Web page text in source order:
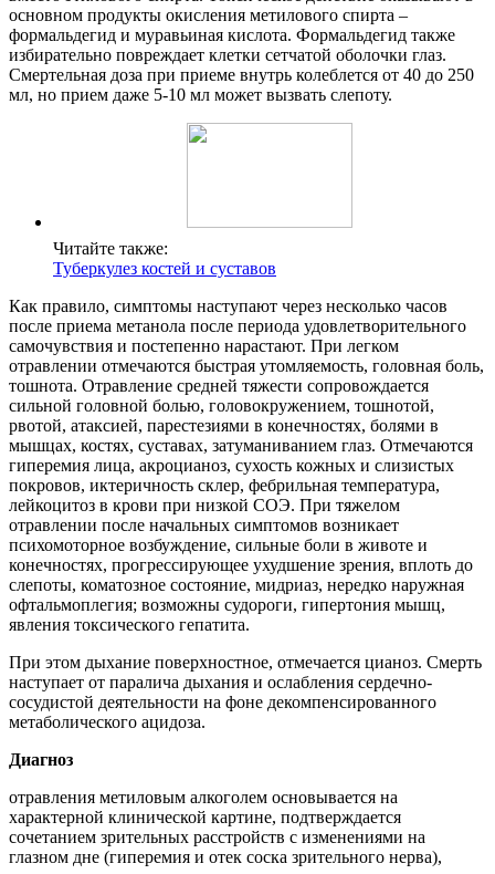
основном продукты окисления метилового спирта –
формальдегид и муравьиная кислота. Формальдегид также
избирательно повреждает клетки сетчатой оболочки глаз.
Смертельная доза при приеме внутрь колеблется от 40 до 250
мл, но прием даже 5-10 мл может вызвать слепоту.
Читайте также:
Туберкулез костей и суставов
Как правило, симптомы наступают через несколько часов
после приема метанола после периода удовлетворительного
самочувствия и постепенно нарастают. При легком
отравлении отмечаются быстрая утомляемость, головная боль,
тошнота. Отравление средней тяжести сопровождается
сильной головной болью, головокружением, тошнотой,
рвотой, атаксией, парестезиями в конечностях, болями в
мышцах, костях, суставах, затуманиванием глаз. Отмечаются
гиперемия лица, акроцианоз, сухость кожных и слизистых
покровов, иктеричность склер, фебрильная температура,
лейкоцитоз в крови при низкой СОЭ. При тяжелом
отравлении после начальных симптомов возникает
психомоторное возбуждение, сильные боли в животе и
конечностях, прогрессирующее ухудшение зрения, вплоть до
слепоты, коматозное состояние, мидриаз, нередко наружная
офтальмоплегия; возможны судороги, гипертония мышц,
явления токсического гепатита.
При этом дыхание поверхностное, отмечается цианоз. Смерть
наступает от паралича дыхания и ослабления сердечно-
сосудистой деятельности на фоне декомпенсированного
метаболического ацидоза.
Диагноз
отравления метиловым алкоголем основывается на
характерной клинической картине, подтверждается
сочетанием зрительных расстройств с изменениями на
глазном дне (гиперемия и отек соска зрительного нерва),